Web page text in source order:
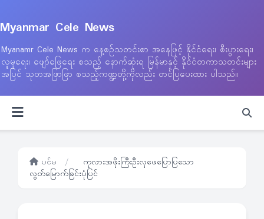
Myanmar Cele News
Myanamr Cele News က နေ့စဉ်သတင်းစာ အနေဖြင့် နိုင်ငံရေး၊ စီးပွားရေး၊
လူမှုရေး၊ ဖျော်ဖြေရေး စသည့် နောက်ဆုံးရ မြန်မာနှင့် နိုင်ငံတကာသတင်းများ
အပြင် သုတအဖြာဖြာ စသည့်ကဏ္ဍတို့ကိုလည်း တင်ပြပေးထား ပါသည်။
ပင်မ /
ကုလားအဖိုးကြီးဦးလှဖေပြောပြသော
လွတ်မြောက်ခြင်းပုံပြင်